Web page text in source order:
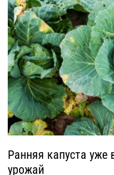
Ранняя капуста уже
урожай